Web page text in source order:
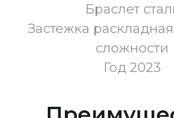
Браслет
Застежка
сложности
Год 2023